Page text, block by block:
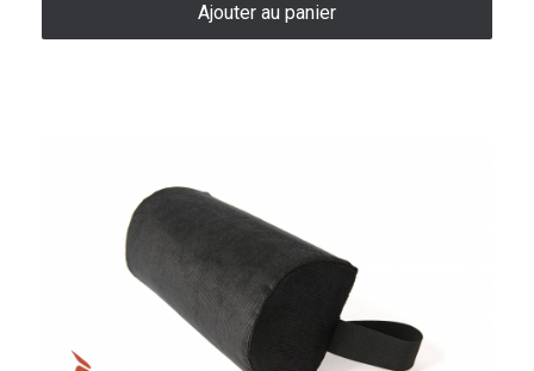
Ajouter au panier